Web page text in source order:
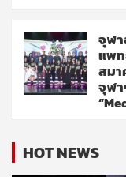
จุฬ
แพ
สมา
จุฬา
HOT NEWS